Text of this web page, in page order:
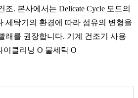
. 본사에서는 Delicate Cycle 모드의
세탁기의 환경에 따라 섬유의 변형을
래를 권장합니다. 기계 건조기 사용
클리닝 O 물세탁 O